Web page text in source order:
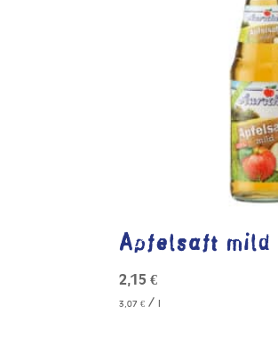
Apfelsaft mild
2,15€
3,07€ /